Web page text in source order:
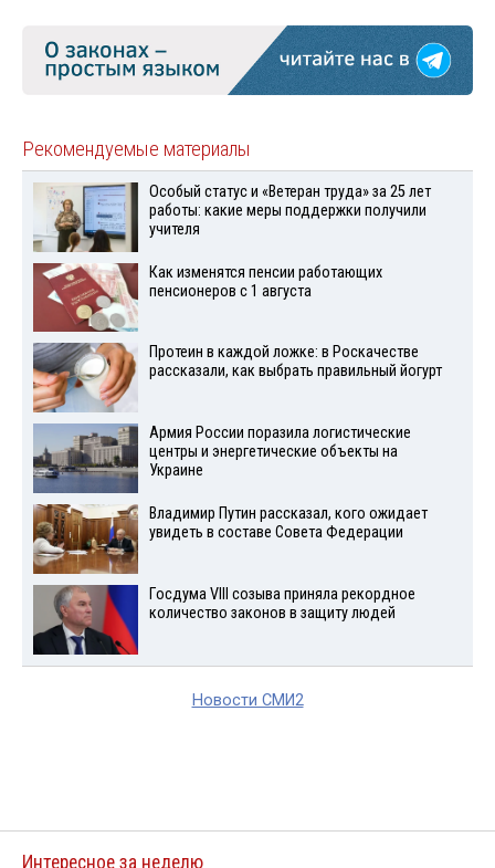
Рекомендуемые материалы
Особый статус и «Ветеран труда» за 25 лет
работы: какие меры поддержки получили
учителя
Как изменятся пенсии работающих
пенсионеров с 1 августа
Протеин в каждой ложке: в Роскачестве
рассказали, как выбрать правильный йогурт
Армия России поразила логистические
центры и энергетические объекты на
Украине
Владимир Путин рассказал, кого ожидает
увидеть в составе Совета Федерации
Госдума VIII созыва приняла рекордное
количество законов в защиту людей
Новости СМИ2
Интересное за неделю